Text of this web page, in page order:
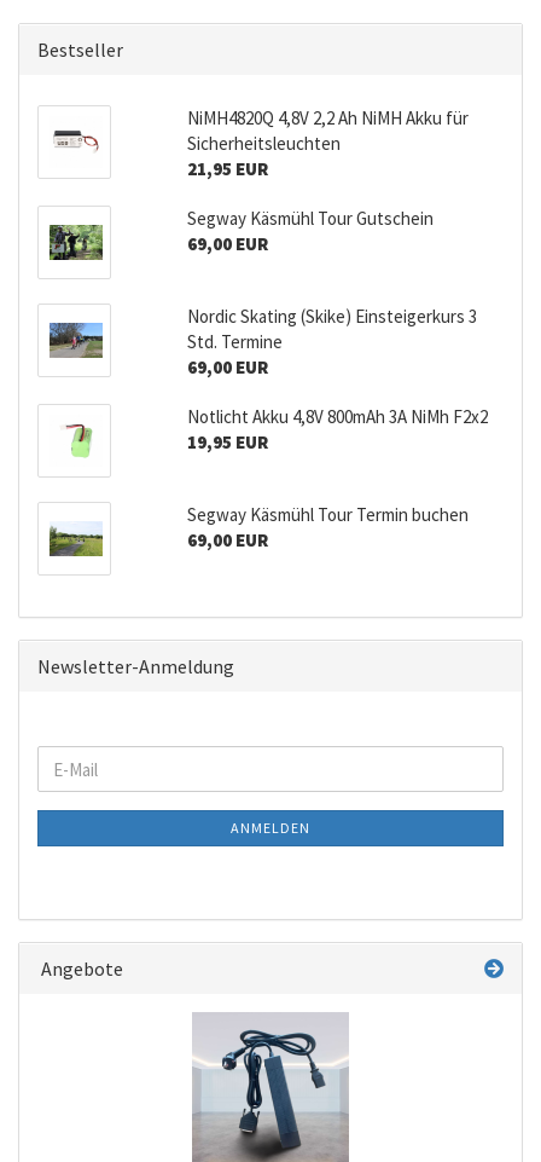
Bestseller
NiMH4820Q 4,8V 2,2 Ah NiMH Akku für
Sicherheitsleuchten
21,95 EUR
Segway Käsmühl Tour Gutschein
69,00 EUR
Nordic Skating (Skike) Einsteigerkurs 3
Std. Termine
69,00 EUR
Notlicht Akku 4,8V 800mAh 3A NiMh F2x2
19,95 EUR
Segway Käsmühl Tour Termin buchen
69,00 EUR
Newsletter-Anmeldung
WEITER
ZUR
NEWSLETTER-
E-
Mail
ANMELDEN
Angebote